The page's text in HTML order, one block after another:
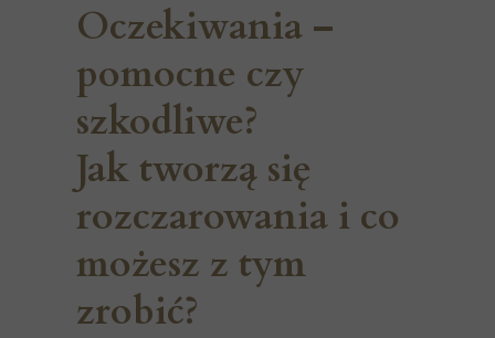
Oczekiwania –
pomocne czy
szkodliwe?
Jak tworzą się
rozczarowania i co
możesz z tym
zrobić?